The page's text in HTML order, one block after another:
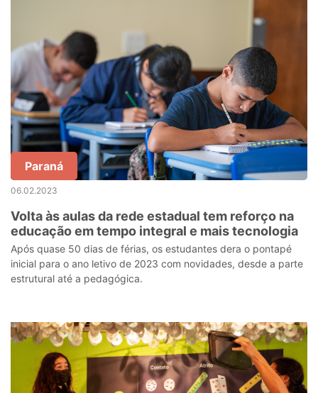
Paraná
06.02.2023
Volta às aulas da rede estadual tem reforço na
educação em tempo integral e mais tecnologia
Após quase 50 dias de férias, os estudantes dera o pontapé
inicial para o ano letivo de 2023 com novidades, desde a parte
estrutural até a pedagógica.